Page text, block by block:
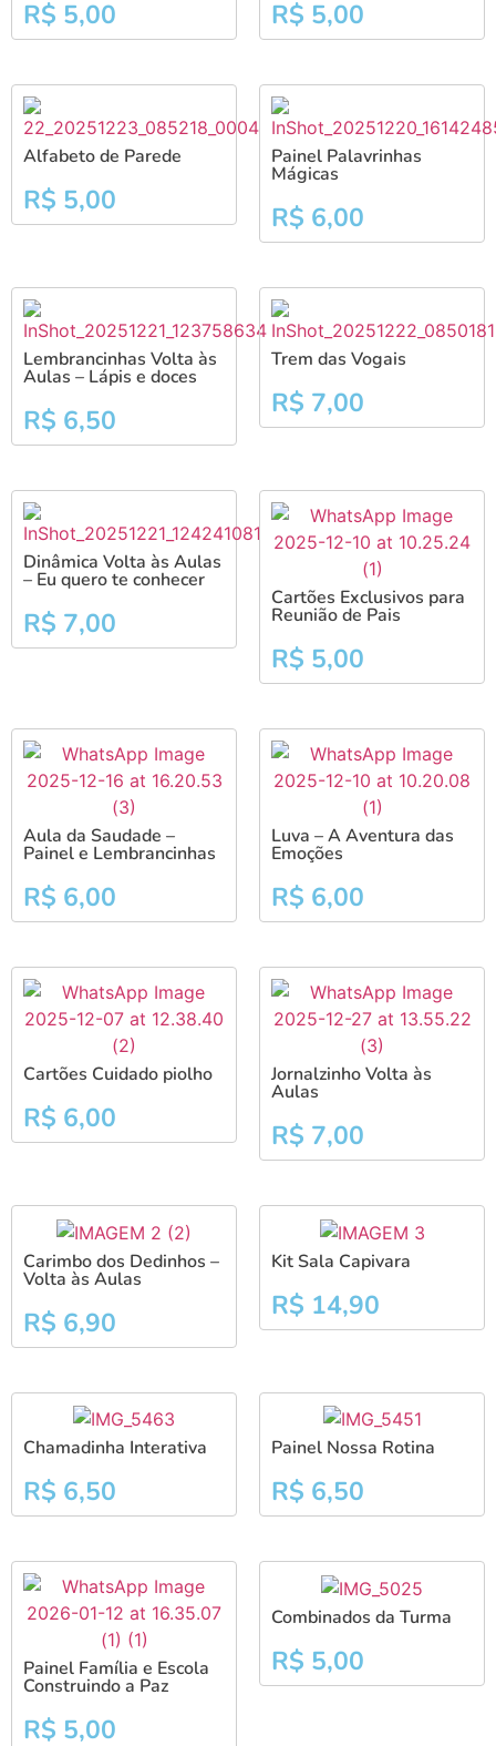
R$ 5,00 R$ 5,00
Alfabeto de Parede
R$ 5,00
Painel Palavrinhas
Mágicas
R$ 6,00
Lembrancinhas Volta às
Aulas – Lápis e doces
R$ 6,50
Trem das Vogais
R$ 7,00
Dinâmica Volta às Aulas
– Eu quero te conhecer
R$ 7,00
Cartões Exclusivos para
Reunião de Pais
R$ 5,00
Aula da Saudade –
Painel e Lembrancinhas
R$ 6,00
Luva – A Aventura das
Emoções
R$ 6,00
Cartões Cuidado piolho
R$ 6,00
Jornalzinho Volta às
Aulas
R$ 7,00
Carimbo dos Dedinhos –
Volta às Aulas
R$ 6,90
Kit Sala Capivara
R$ 14,90
Chamadinha Interativa
R$ 6,50
Painel Nossa Rotina
R$ 6,50
Painel Família e Escola
Construindo a Paz
R$ 5,00
Combinados da Turma
R$ 5,00